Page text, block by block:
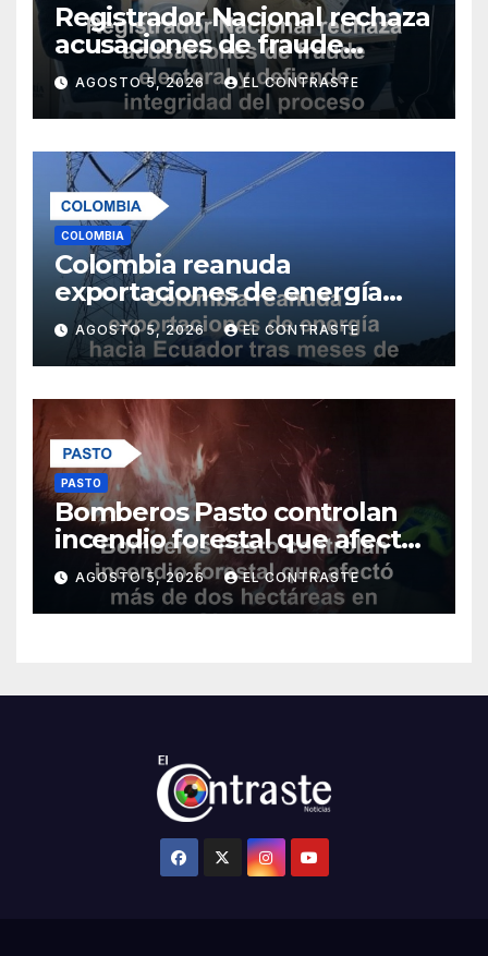
Registrador Nacional rechaza
acusaciones de fraude
electoral y defiende
integridad del proceso
democrático
AGOSTO 5, 2026 EL CONTRASTE
COLOMBIA
Colombia reanuda
exportaciones de energía
hacia Ecuador tras meses de
conflicto comercial
AGOSTO 5, 2026 EL CONTRASTE
PASTO
Bomberos Pasto controlan
incendio forestal que afectó
más de dos hectáreas en
Obonuco
AGOSTO 5, 2026 EL CONTRASTE